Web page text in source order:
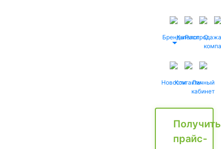
БрендыКаталог
Распродажа
О
НовостиКонтактыЛичный
кабинет
Получить
прайс-